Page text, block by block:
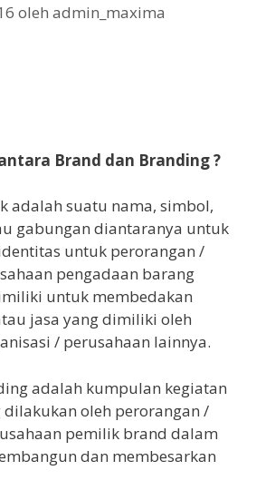
oleh admin_maxima
Brand dan Branding ?
adalah suatu nama, simbol,
gabungan diantaranya untuk
untuk perorangan /
pengadaan barang
untuk membedakan
jasa yang dimiliki oleh
/ perusahaan lainnya.
adalah kumpulan kegiatan
oleh perorangan /
pemilik brand dalam
dan membesarkan